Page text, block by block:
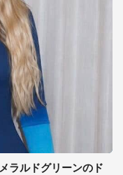
ラルドグリーンのド